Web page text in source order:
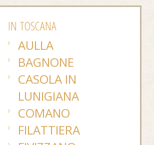
IN TOSCANA
AULLA
BAGNONE
CASOLA IN
LUNIGIANA
COMANO
FILATTIERA